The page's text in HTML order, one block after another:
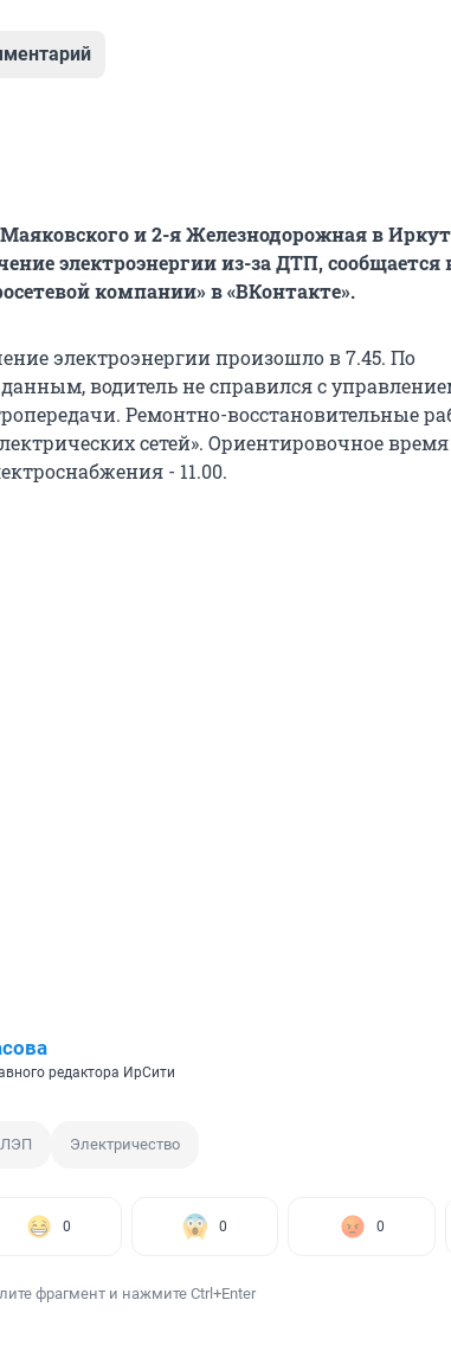
и 2-я Железнодорожная в
электроэнергии из-за ДТП, сообщается
компании» в «ВКонтакте».
электроэнергии произошло в 7.45. По
водитель не справился с
Ремонтно-восстановительные
сетей». Ориентировочное время
- 11.00.
редактора ИрСити
ЛЭП Электричество
0 0 0
фрагмент и нажмите Ctrl+Enter